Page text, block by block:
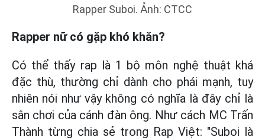
Rapper Suboi. Ảnh: CTCC
Rapper nữ có gặp khó khăn?
Có thể thấy rap là 1 bộ môn nghệ thuật khá
đặc thù, thường chỉ dành cho phái mạnh, tuy
nhiên nói như vậy không có nghĩa là đây chỉ là
sân chơi của cánh đàn ông. Như cách MC Trấn
Thành từng chia sẻ trong Rap Việt: "Suboi là